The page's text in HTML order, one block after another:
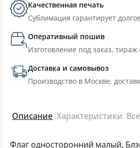
Качественная печать
Сублимация гарантирует
Оперативный пошив
Изготовление под заказ, тираж
Доставка и самовывоз
Производство в Москве,
Описание Характеристики
Флаг односторонний малый,